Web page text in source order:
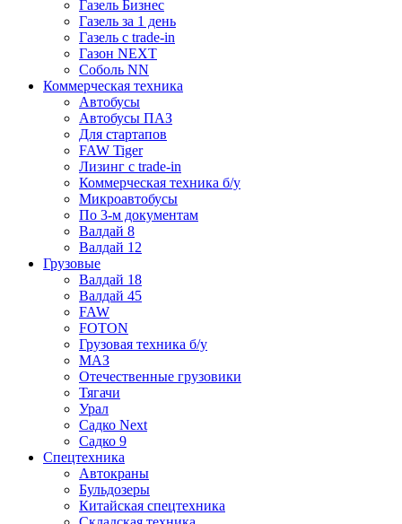
Газель Бизнес
Газель за 1 день
Газель с trade-in
Газон NEXT
Соболь NN
Коммерческая техника
Автобусы
Автобусы ПАЗ
Для стартапов
FAW Tiger
Лизинг с trade-in
Коммерческая техника б/у
Микроавтобусы
По 3-м документам
Валдай 8
Валдай 12
Грузовые
Валдай 18
Валдай 45
FAW
FOTON
Грузовая техника б/у
МАЗ
Отечественные грузовики
Тягачи
Урал
Садко Next
Садко 9
Спецтехника
Автокраны
Бульдозеры
Китайская спецтехника